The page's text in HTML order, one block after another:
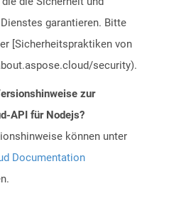
garantieren. Bitte
[Sicherheitspraktiken von
security).
zur
API für Nodejs?
können unter
Documentation